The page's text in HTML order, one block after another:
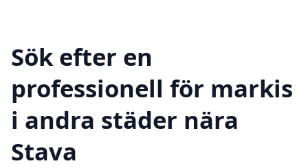
Sök efter en
professionell för markis
i andra städer nära
Stava